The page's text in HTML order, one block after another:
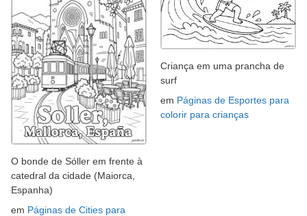
O bonde de Sóller em frente à
catedral da cidade (Maiorca,
Espanha)
em Páginas de Cities para
Criança em uma prancha de
surf
em Páginas de Esportes para
colorir para crianças